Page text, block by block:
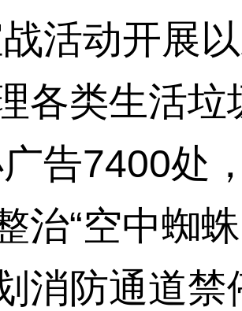
活动开展
各类生活垃
广告7400处
治“空中蜘
消防通道禁